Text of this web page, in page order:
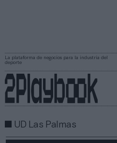
La plataforma de negocios para la industria del
deporte
UD Las Palmas